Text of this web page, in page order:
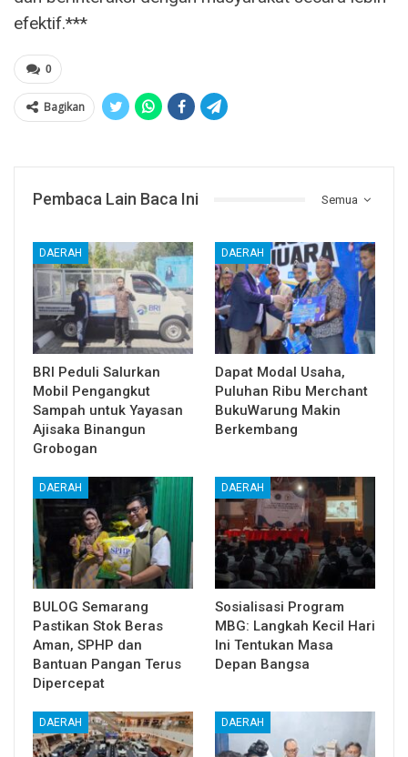
efektif.***
0
Bagikan
Semua
Pembaca Lain Baca Ini
DAERAH
BRI Peduli Salurkan
Mobil Pengangkut
Sampah untuk Yayasan
Ajisaka Binangun
Grobogan
DAERAH
Dapat Modal Usaha,
Puluhan Ribu Merchant
BukuWarung Makin
Berkembang
DAERAH
BULOG Semarang
Pastikan Stok Beras
Aman, SPHP dan
Bantuan Pangan Terus
Dipercepat
DAERAH
Sosialisasi Program
MBG: Langkah Kecil Hari
Ini Tentukan Masa
Depan Bangsa
DAERAH DAERAH